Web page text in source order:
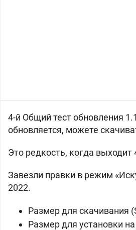
4-й Общий тест обновления
обновляется, можете
Это редкость, когда выходит
Завезли правки в режим
2022.
Размер для скачивания
Размер для установки